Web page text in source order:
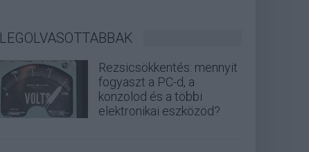
LEGOLVASOTTABBAK
Rezsicsökkentés: mennyit
fogyaszt a PC-d, a
konzolod és a többi
elektronikai eszközöd?